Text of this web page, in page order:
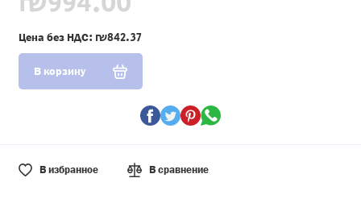
Цена без НДС: ₪842.37
В корзину
В избранное В сравнение